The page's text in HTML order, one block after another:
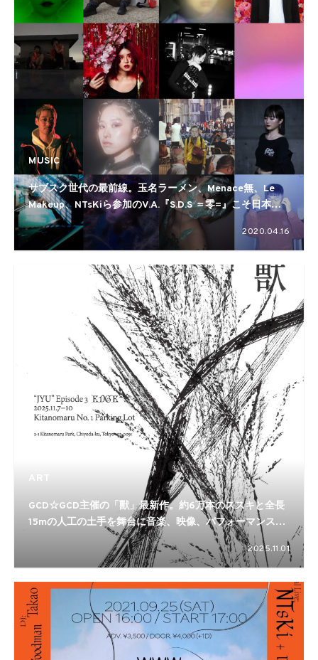
MUSIC
サブスク世代の最前線。玉名ラーメン、Menace無、Le
Makeup、NTsKiら参加のV.A.『S.D.S ＝零=』こそ日本地
下音楽のいま、だ
2020.04.16
ART
GCD☆GCD主催の「獸」最新作。約6万本のススキと全長
15mの人工の土手を舞台に音楽、映像、パフォーマンスが
交錯する。Tohji、カネコアヤノ、JUMADIBA、布施琳太
郎、Qiezi Mabo、磯村暖らが参加
2025.11.01